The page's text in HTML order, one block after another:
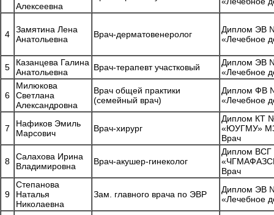
Алексеевна
4
Замятина Лена
Анатольевна
Врач-дерматовенеролог
Диплом ЭВ
«Лечебное
5
Казанцева Галина
Анатольевна
Врач-терапевт участковый
Диплом ЭВ
«Лечебное
6
Милюкова
Светлана
Александровна
Врач общей практики
(семейный врач)
Диплом ФВ
«Лечебное
7
Нафиков Эмиль
Марсович
Врач-хирург
Диплом КТ
«ЮУГМУ»
Врач
8
Салахова Ирина
Владимировна
Врач-акушер-гинеколог
Диплом
Врач
9
Степанова
Наталья
Николаевна
Зам. главного врача по ЭВР
Диплом ЭВ
«Лечебное